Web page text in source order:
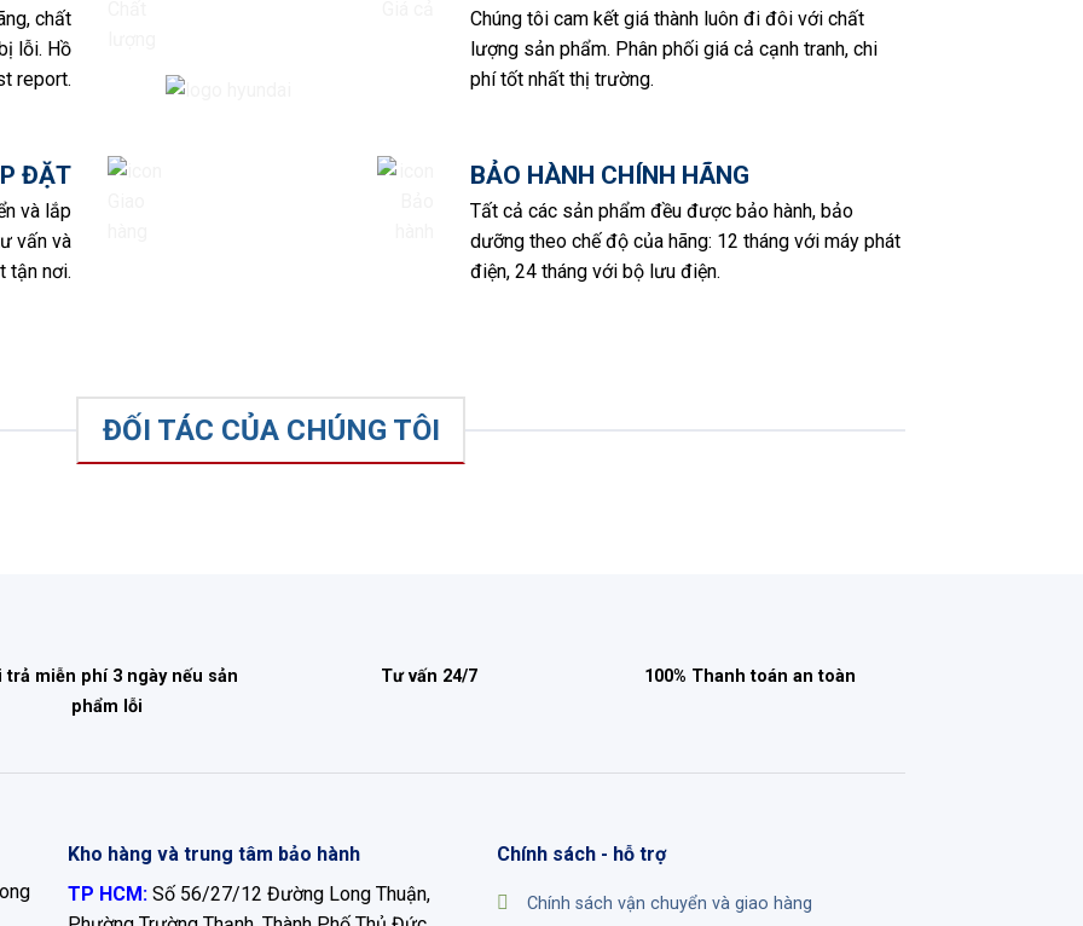
chất
lỗi. Hồ
report.
ĐẶT
và lắp
vấn và
tận nơi.
Chúng tôi cam kết giá thành luôn đi đôi với chất
lượng sản phẩm. Phân phối giá cả cạnh tranh, chi
phí tốt nhất thị trường.
BẢO HÀNH CHÍNH HÃNG
Tất cả các sản phẩm đều được bảo hành, bảo
dưỡng theo chế độ của hãng: 12 tháng với máy phát
điện, 24 tháng với bộ lưu điện.
ĐỐI TÁC CỦA CHÚNG TÔI
trả miễn phí 3 ngày nếu sản
phẩm lỗi
Tư vấn 24/7 100% Thanh toán an toàn
Kho hàng và trung tâm bảo hành
TP HCM: Số 56/27/12 Đường Long Thuận,
Chính sách - hỗ trợ
Chính sách vận chuyển và giao hàng